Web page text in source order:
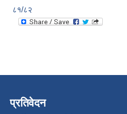
८१/८२
प्रतिवेदन